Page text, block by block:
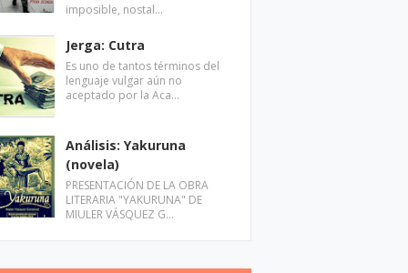
imposible, nostal…
Jerga: Cutra
Es uno de tantos términos del
lenguaje vulgar aún no
aceptado por la Aca…
Análisis: Yakuruna
(novela)
PRESENTACIÓN DE LA OBRA
LITERARIA "YAKURUNA" DE
MIULER VÁSQUEZ G…